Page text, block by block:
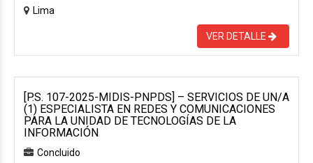
Lima
VER DETALLE
[P.S. 107-2025-MIDIS-PNPDS] – SERVICIOS DE UN/A
(1) ESPECIALISTA EN REDES Y COMUNICACIONES
PARA LA UNIDAD DE TECNOLOGÍAS DE LA
INFORMACIÓN
Concluido